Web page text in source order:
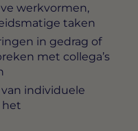
werkvormen,
taken
in gedrag of
met collega’s
individuele
het